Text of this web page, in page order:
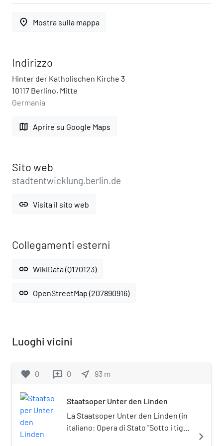
place Mostra sulla mappa
Indirizzo
Hinter der Katholischen Kirche 3
10117 Berlino, Mitte
Germania
map Aprire su Google Maps
Sito web
stadtentwicklung.berlin.de
link Visita il sito web
Collegamenti esterni
link WikiData (Q170123)
link OpenStreetMap (207890916)
Luoghi vicini
favorite 0 reviews 0 near_me 93 m
Staatsoper Unter den Linden
La Staatsoper Unter den Linden (in
italiano: Opera di Stato "Sotto i tigli")
navigate_next